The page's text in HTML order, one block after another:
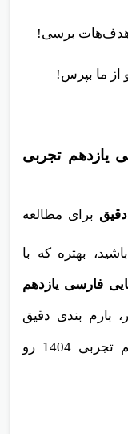
هدف‌هات برسی!
ما بپرس!
یازدهم تجربی
برای مطالعه
بهتره که با
فارسی یازدهم
بارم بندی دقیق
سوالات امتحان نهایی فارسی یازدهم تجربی 1404 رو